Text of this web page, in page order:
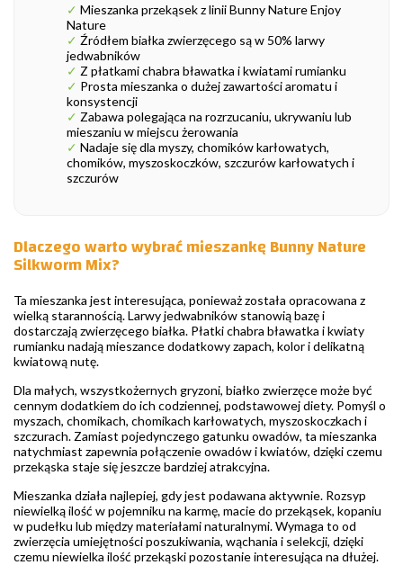
✓ Mieszanka przekąsek z linii Bunny Nature Enjoy
Nature
✓ Źródłem białka zwierzęcego są w 50% larwy
jedwabników
✓ Z płatkami chabra bławatka i kwiatami rumianku
✓ Prosta mieszanka o dużej zawartości aromatu i
konsystencji
✓ Zabawa polegająca na rozrzucaniu, ukrywaniu lub
mieszaniu w miejscu żerowania
✓ Nadaje się dla myszy, chomików karłowatych,
chomików, myszoskoczków, szczurów karłowatych i
szczurów
Dlaczego warto wybrać mieszankę Bunny Nature
Silkworm Mix?
Ta mieszanka jest interesująca, ponieważ została opracowana z
wielką starannością. Larwy jedwabników stanowią bazę i
dostarczają zwierzęcego białka. Płatki chabra bławatka i kwiaty
rumianku nadają mieszance dodatkowy zapach, kolor i delikatną
kwiatową nutę.
Dla małych, wszystkożernych gryzoni, białko zwierzęce może być
cennym dodatkiem do ich codziennej, podstawowej diety. Pomyśl o
myszach, chomikach, chomikach karłowatych, myszoskoczkach i
szczurach. Zamiast pojedynczego gatunku owadów, ta mieszanka
natychmiast zapewnia połączenie owadów i kwiatów, dzięki czemu
przekąska staje się jeszcze bardziej atrakcyjna.
Mieszanka działa najlepiej, gdy jest podawana aktywnie. Rozsyp
niewielką ilość w pojemniku na karmę, macie do przekąsek, kopaniu
w pudełku lub między materiałami naturalnymi. Wymaga to od
zwierzęcia umiejętności poszukiwania, wąchania i selekcji, dzięki
czemu niewielka ilość przekąski pozostanie interesująca na dłużej.